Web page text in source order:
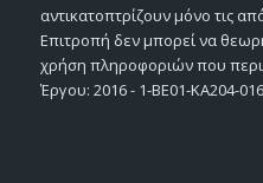
αντικατοπτρίζουν μόνο τις
Επιτροπή δεν μπορεί να
χρήση πληροφοριών που
Έργου: 2016 - 1-BE01-KA204-